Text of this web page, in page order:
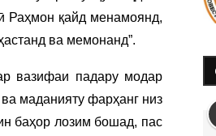
Раҳмон қайд менамоянд,
ва мемонанд”.
вазифаи падару модар
маданияту фарҳанг низ
баҳор лозим бошад, пас